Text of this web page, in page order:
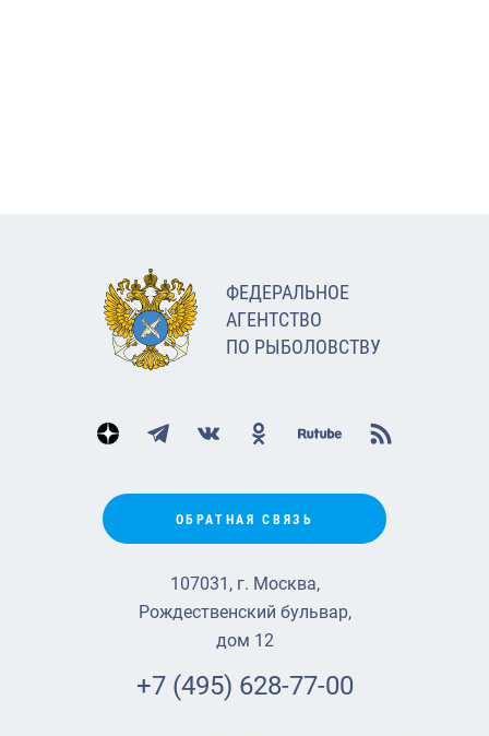
ФЕДЕРАЛЬНОЕ
АГЕНТСТВО
ПО РЫБОЛОВСТВУ
ОБРАТНАЯ СВЯЗЬ
107031, г. Москва,
Рождественский бульвар,
дом 12
+7 (495) 628-77-00